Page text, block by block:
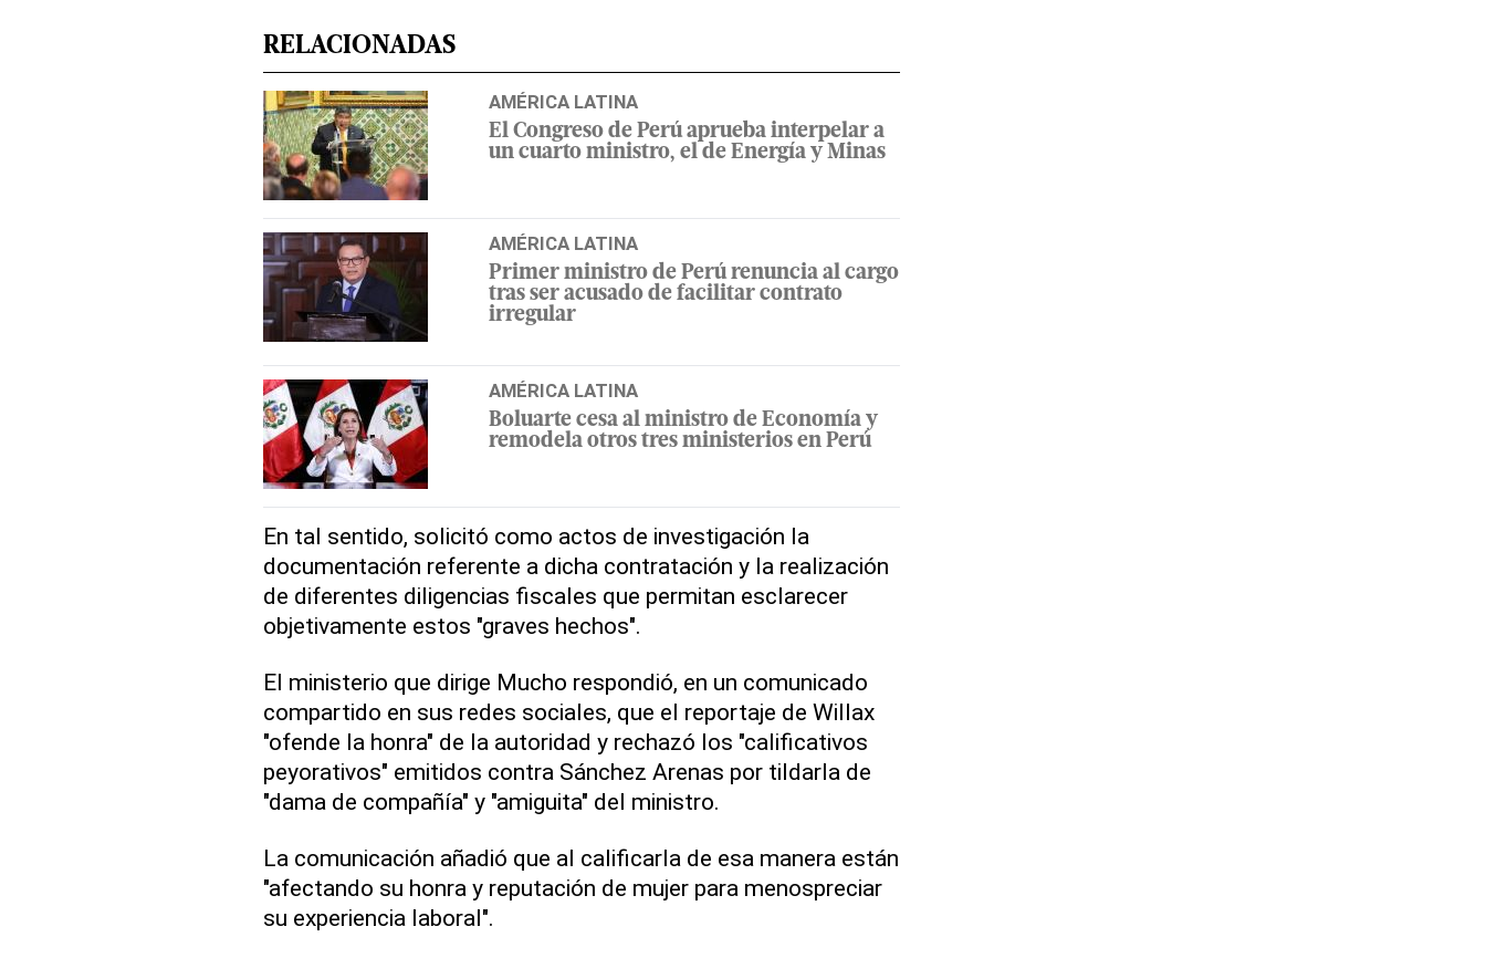
RELACIONADAS
AMÉRICA LATINA
El Congreso de Perú aprueba interpelar a
un cuarto ministro, el de Energía y Minas
AMÉRICA LATINA
Primer ministro de Perú renuncia al cargo
tras ser acusado de facilitar contrato
irregular
AMÉRICA LATINA
Boluarte cesa al ministro de Economía y
remodela otros tres ministerios en Perú
En tal sentido, solicitó como actos de investigación la
documentación referente a dicha contratación y la realización
de diferentes diligencias fiscales que permitan esclarecer
objetivamente estos "graves hechos".
El ministerio que dirige Mucho respondió, en un comunicado
compartido en sus redes sociales, que el reportaje de Willax
"ofende la honra" de la autoridad y rechazó los "calificativos
peyorativos" emitidos contra Sánchez Arenas por tildarla de
"dama de compañía" y "amiguita" del ministro.
La comunicación añadió que al calificarla de esa manera están
"afectando su honra y reputación de mujer para menospreciar
su experiencia laboral".